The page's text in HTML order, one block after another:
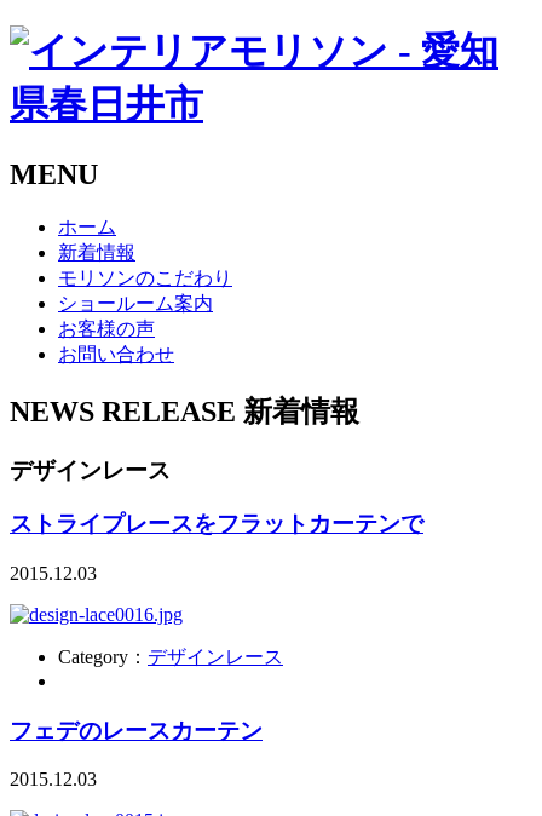
MENU
ホーム
新着情報
モリソンのこだわり
ショールーム案内
お客様の声
お問い合わせ
NEWS RELEASE 新着情報
デザインレース
ストライプレースをフラットカーテンで
2015.12.03
Category： デザインレース
フェデのレースカーテン
2015.12.03